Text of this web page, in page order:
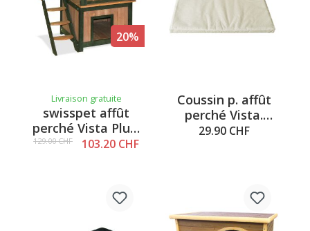
20%
Livraison gratuite
swisspet affût
perché Vista Plus,
77x57x73cm, brun
129.00 CHF 103.20 CHF
Coussin p. affût
perché Vista.
45x44x4cm, beige
29.90 CHF